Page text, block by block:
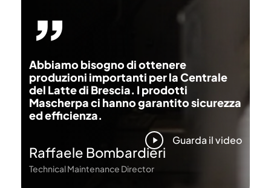
”
Abbiamo bisogno di ottenere
produzioni importanti per la Centrale
del Latte di Brescia. I prodotti
Mascherpa ci hanno garantito sicurezza
ed efficienza.
Raffaele Bombardieri
Technical Maintenance Director
Play
Video
Guarda il video